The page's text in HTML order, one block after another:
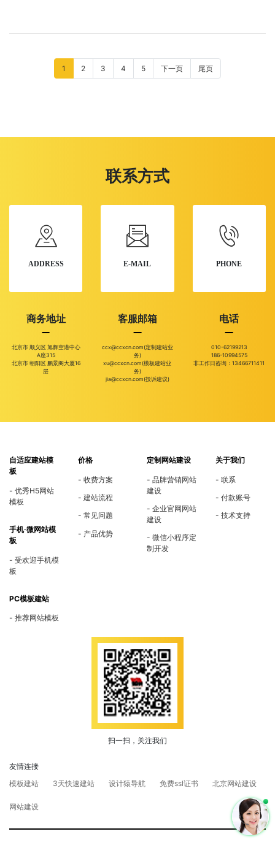
1 2 3 4 5 下一页 尾页
联系方式
ADDRESS
商务地址
北京市 顺义区 旭辉空港中心
A座315
北京市 朝阳区 鹏景阁大厦16
层
E-MAIL
客服邮箱
ccx@ccxcn.com(定制建站业
务)
xu@ccxcn.com(模板建站业
务)
jia@ccxcn.com(投诉建议)
PHONE
电话
010-62199213
186-10994575
非工作日咨询：13466711411
自适应建站模
板
优秀H5网站
模板
手机·微网站模
板
受欢迎手机模
板
PC模板建站
推荐网站模板
价格
收费方案
建站流程
常见问题
产品优势
定制网站建设
品牌营销网站
建设
企业官网网站
建设
微信小程序定
制开发
关于我们
联系
付款账号
技术支持
扫一扫，关注我们
友情连接
模板建站
3天快速建站 设计猿导航 免费ssl证书 北京网站建设
网站建设